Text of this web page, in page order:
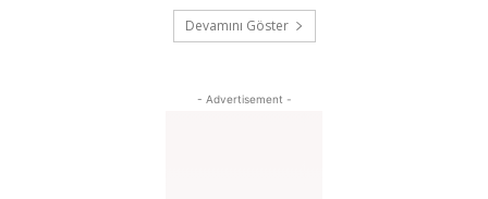
Devamını Göster
- Advertisement -